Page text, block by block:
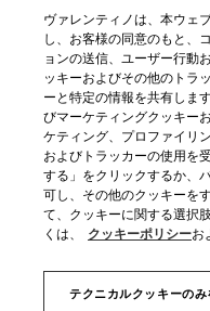
お支払い
ヴァレンティノは、本ウェ
し、お客様の同意のもと、
ョンの送信、ユーザー行動
ッキーおよびその他のトラ
ーと特定の情報を共有しま
びマーケティングクッキー
ケティング、プロファイリ
およびトラッカーの使用を
する」をクリックするか、
可し、その他のクッキーを
て、クッキーに関する選択
くは、
クッキーポリシーお
テクニカルクッキーのみ